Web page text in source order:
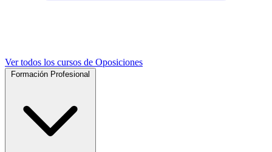
Ver todos los cursos de Oposiciones
Formación Profesional